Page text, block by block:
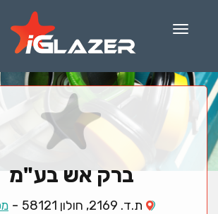
Menu
ברק אש בע"מ
ת.ד. 2169, חולון 58121 -